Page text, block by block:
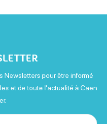
Newsletters pour être informé
et de toute l'actualité à Caen